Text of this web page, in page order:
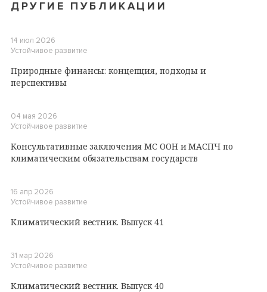
ДРУГИЕ ПУБЛИКАЦИИ
14 июл 2026
Устойчивое развитие
Природные финансы: концепция, подходы и
перспективы
04 мая 2026
Устойчивое развитие
Консультативные заключения МС ООН и МАСПЧ по
климатическим обязательствам государств
16 апр 2026
Устойчивое развитие
Климатический вестник. Выпуск 41
31 мар 2026
Устойчивое развитие
Климатический вестник. Выпуск 40